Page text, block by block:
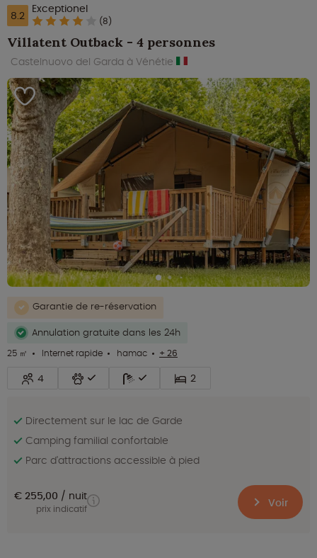
8.2 Exceptionel
(8)
Villatent Outback - 4 personnes
Castelnuovo del Garda à Vénétie
Garantie de re-réservation
Annulation gratuite dans les 24h
25 ㎡
Internet rapide hamac + 26
4 2
Directement sur le lac de Garde
Camping familial confortable
Parc d'attractions accessible à pied
€ 255,00 nuit
prix indicatif Voir